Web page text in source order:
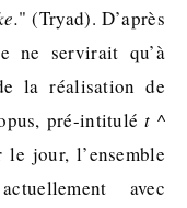
(Tryad). D’après
ne servirait qu’à
la réalisation de
pré-intitulét ^
jour, l’ensemble
avec